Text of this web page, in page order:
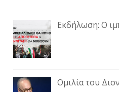
Εκδήλωση: Ο
Ομιλία του